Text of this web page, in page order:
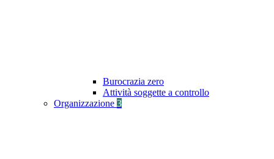
Burocrazia zero
Attività soggette a controllo
Organizzazione 3